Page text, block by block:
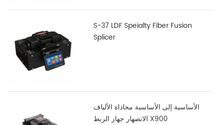
S-37 LDF Speialty Fiber Fusion
Splicer
الأساسية إلى الأساسية محاذاة الألياف
الانصهار جهاز الربط X900